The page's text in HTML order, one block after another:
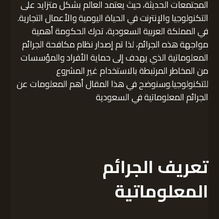
المجتمعات الحديثة، حيث يعتمد العالم بشكل متزايد على
التكنولوجيا والإنترنت في الحياة اليومية والأعمال التجارية.
في المملكة العربية السعودية، تدرك الحكومة أهمية
مواجهة هذه الجرائم، لذا تم إصدار نظام مكافحة الجرائم
المعلوماتية الذي يهدف إلى حماية الأفراد والمؤسسات
من المخاطر المرتبطة بالاستخدام غير المشروع
للتكنولوجيا.وسنوضح في هذا المقال أهم المعلومات عن
الجرائم المعلوماتية في السعودية
تعريف الجرائم
المعلوماتية